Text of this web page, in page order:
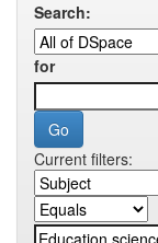
Search:
for
Current filters: